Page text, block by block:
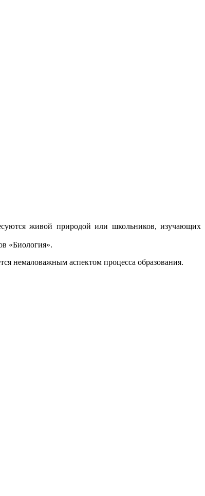
живой природой или школьников, изучающих
«Биология».
немаловажным аспектом процесса образования.